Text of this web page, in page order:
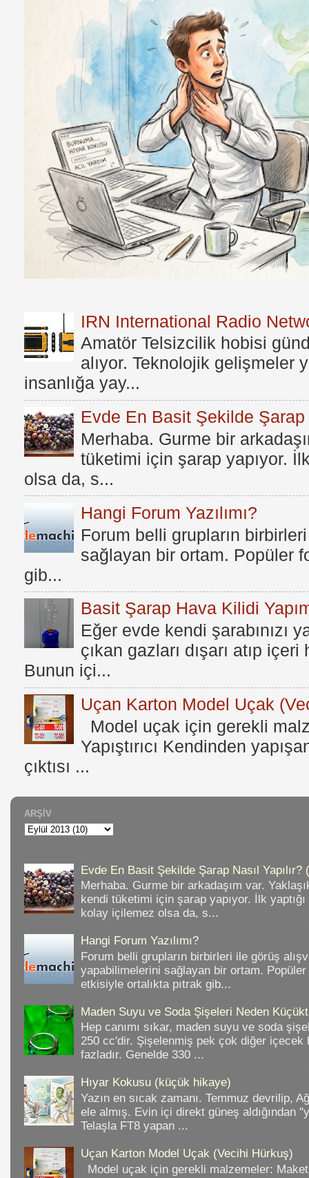
IRN International Radio
Amatör Telsizcilik hobisi
alıyor. Teknolojik gelişmeler
insanlığa yay...
Evde En Basit Şekilde Şarap
Merhaba. Gurme bir
tüketimi için şarap yapıyor.
olsa da, s...
Hangi Forum Yazılımı?
Forum belli grupların
sağlayan bir ortam. Popüler
gib...
Basit Şarap Hava Kilidi
Eğer evde kendi şarabınızı
çıkan gazları dışarı atıp
Bunun içi...
Uçan Karton Model Uçak
Model uçak için gerekli
Yapıştırıcı Kendinden
çıktısı ...
ARŞIV
Evde En Basit Şekilde Şarap Nasıl Yapılır?
Merhaba. Gurme bir arkadaşım var.
kendi tüketimi için şarap yapıyor. İlk
kolay içilemez olsa da, s...
Hangi Forum Yazılımı?
Forum belli grupların birbirleri ile görüş
yapabilimelerini sağlayan bir ortam. Popüler
etkisiyle ortalıkta pıtrak gib...
Maden Suyu ve Soda Şişeleri Neden
Hep canımı sıkar, maden suyu ve soda
250 cc'dir. Şişelenmiş pek çok diğer içecek
fazladır. Genelde 330 ...
Hıyar Kokusu (küçük hikaye)
Yazın en sıcak zamanı. Temmuz devrilip,
ele almış. Evin içi direkt güneş aldığından
Telaşla FT8 yapan ...
Uçan Karton Model Uçak (Vecihi Hürkuş)
Model uçak için gerekli malzemeler: Maket